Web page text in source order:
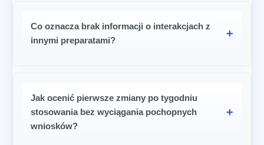
Co oznacza brak informacji o interakcjach z
innymi preparatami?
Jak ocenić pierwsze zmiany po tygodniu
stosowania bez wyciągania pochopnych
wniosków?